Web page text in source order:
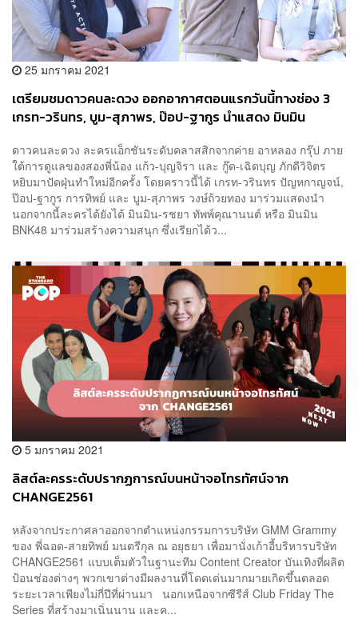
25 มกราคม 2021
เตรียมชมดาวคนละดวง ออกอากาศตอนแรกวันนี้ทางช่อง 3
เกรท-วรินทร, บูม-สุภาพร, ป๊อป-ฐากูร นำแสดง มินมิน
ดาวคนละดวง ละครแอ็กชันระดับคลาสสิกจากค่าย อาหลอง กรุ๊ป ภาย
ใต้การดูแลของสองพี่น้อง แก้ว-บุญจิรา และ กู๊ด-เฉิดบุญ ภักดีวิจิตร
หยิบมาปัดฝุ่นทำใหม่อีกครั้ง โดยคราวนี้ได้ เกรท-วรินทร ปัญหกาญจน์,
ป๊อป-ฐากูร การทิพย์ และ บูม-สุภาพร วงษ์ถ้วยทอง มาร่วมแสดงนำ
นอกจากนี้ละครได้ยังได้ มินมิน-รชยา ทัพพ์คุณานนต์ หรือ มินมิน
BNK48 มาร่วมสร้างความสนุก ซึ่งเรียกได้ว...
5 มกราคม 2021
ลิสต์ละครระดับปรากฏการณ์บนหน้าจอโทรทัศน์จาก
CHANGE2561
หลังจากประกาศลาออกจากตำแหน่งกรรมการบริษัท GMM Grammy
ของ พี่ฉอด-สายทิพย์ มนตรีกุล ณ อยุธยา เพื่อมานั่งเก้าอี้บริหารบริษัท
CHANGE2561 แบบเต็มตัวในฐานะทีม Content Creator บันเทิงที่ผลิต
ป้อนช่องต่างๆ พวกเขาต่างมีผลงานที่โดดเด่นมากมายเกิดขึ้นตลอด
ระยะเวลาเพียงไม่กี่ปีที่ผ่านมา นอกเหนือจากซีรีส์ Club Friday The
Series ที่สร้างมาเนิ่นนาน และค...